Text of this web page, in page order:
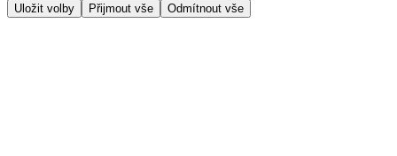
Uložit volby Přijmout vše Odmítnout vše